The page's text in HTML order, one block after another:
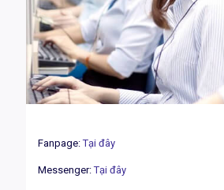
Fanpage:Tại đây
Messenger:Tại đây